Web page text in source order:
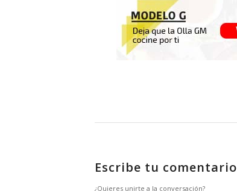
Escribe tu comentario
¿Quieres unirte a la conversación?